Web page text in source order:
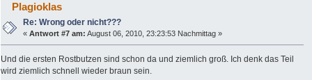
Plagioklas
Re: Wrong oder nicht???
«Antwort #7 am: August 06, 2010, 23:23:53 Nachmittag »
Und die ersten Rostbutzen sind schon da und ziemlich groß. Ich denk das Teil
wird ziemlich schnell wieder braun sein.